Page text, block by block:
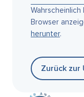
Wahrscheinlich
Browser
herunter.
Zurück zur